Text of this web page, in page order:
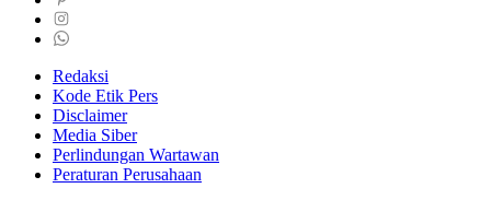
Redaksi
Kode Etik Pers
Disclaimer
Media Siber
Perlindungan Wartawan
Peraturan Perusahaan